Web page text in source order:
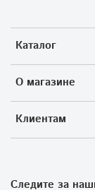
Каталог
О магазине
Клиентам
Следите за